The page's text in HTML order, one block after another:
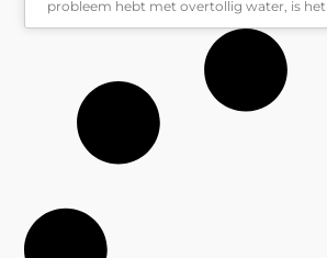
probleem hebt met overtollig water, is het